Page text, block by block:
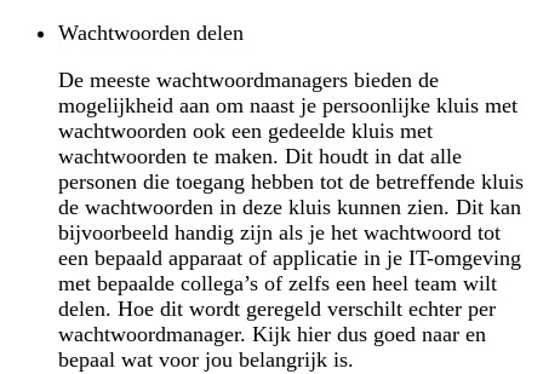
Wachtwoorden delen
De meeste wachtwoordmanagers bieden de
mogelijkheid aan om naast je persoonlijke kluis met
wachtwoorden ook een gedeelde kluis met
wachtwoorden te maken. Dit houdt in dat alle
personen die toegang hebben tot de betreffende kluis
de wachtwoorden in deze kluis kunnen zien. Dit kan
bijvoorbeeld handig zijn als je het wachtwoord tot
een bepaald apparaat of applicatie in je IT-omgeving
met bepaalde collega’s of zelfs een heel team wilt
delen. Hoe dit wordt geregeld verschilt echter per
wachtwoordmanager. Kijk hier dus goed naar en
bepaal wat voor jou belangrijk is.